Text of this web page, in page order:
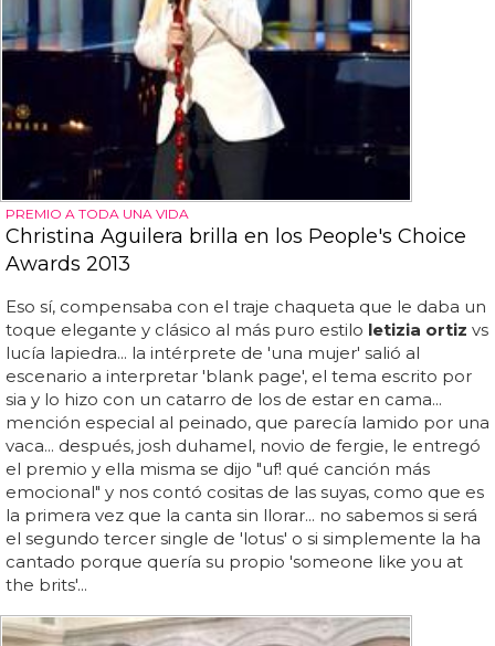
PREMIO A TODA UNA VIDA
Christina Aguilera brilla en los People's Choice
Awards 2013
Eso sí, compensaba con el traje chaqueta que le daba un
toque elegante y clásico al más puro estilo letizia ortiz vs
lucía lapiedra... la intérprete de 'una mujer' salió al
escenario a interpretar 'blank page', el tema escrito por
sia y lo hizo con un catarro de los de estar en cama...
mención especial al peinado, que parecía lamido por una
vaca... después, josh duhamel, novio de fergie, le entregó
el premio y ella misma se dijo "uf! qué canción más
emocional" y nos contó cositas de las suyas, como que es
la primera vez que la canta sin llorar... no sabemos si será
el segundo tercer single de 'lotus' o si simplemente la ha
cantado porque quería su propio 'someone like you at
the brits'...